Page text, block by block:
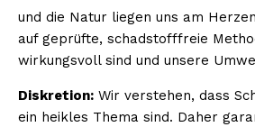
und die Natur liegen uns am
auf geprüfte, schadstofffreie
wirkungsvoll sind und unsere
Diskretion: Wir verstehen, dass
ein heikles Thema sind. Daher